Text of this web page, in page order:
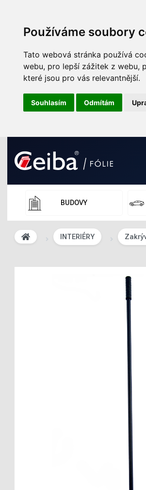
Používáme soubory
Tato webová stránka používá
webu, pro lepší zážitek z webu,
které jsou pro vás relevantnější.
Souhlasím Odmítám
BUDOVY
INTERIÉRY